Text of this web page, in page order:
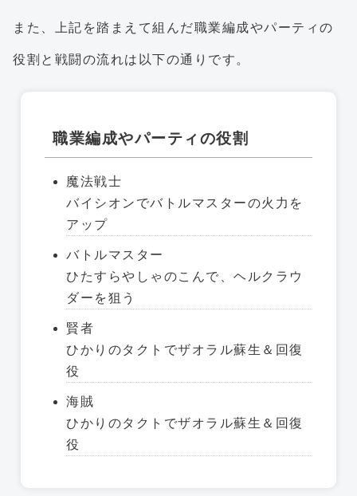
また、上記を踏まえて組んだ職業編成やパーティの
役割と戦闘の流れは以下の通りです。
職業編成やパーティの役割
魔法戦士
バイシオンでバトルマスターの火力を
アップ
バトルマスター
ひたすらやしゃのこんで、ヘルクラウ
ダーを狙う
賢者
ひかりのタクトでザオラル蘇生＆回復
役
海賊
ひかりのタクトでザオラル蘇生＆回復
役